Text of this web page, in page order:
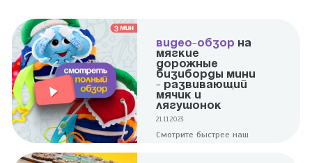
ВИДЕО-ОБЗОР НА
МЯГКИЕ
ДОРОЖНЫЕ
БИЗИБОРДЫ МИНИ
- РАЗВИВАЮЩИЙ
МЯЧИК И
ЛЯГУШОНОК
21.11.2023
Смотрите быстрее наш